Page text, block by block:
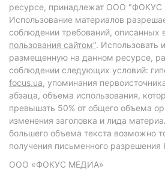
ресурсе, принадлежат ООО
Использование материалов
соблюдении требований, описанных
пользования сайтом". Использовать
размещенную на данном ресурсе,
соблюдении следующих условий:
focus.ua, упоминания
абзаца, объема использования,
превышать 50% от общего объема
изменения заголовка и лида
большего объема текста возможно
получения письменного разрешения
ООО «ФОКУС МЕДИА»